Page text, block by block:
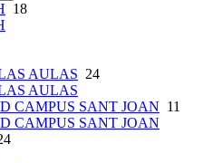
18
AULAS 24
AULAS
CAMPUS SANT JOAN 11
CAMPUS SANT JOAN